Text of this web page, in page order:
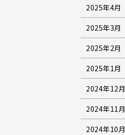
2025年4月
2025年3月
2025年2月
2025年1月
2024年12月
2024年11月
2024年10月